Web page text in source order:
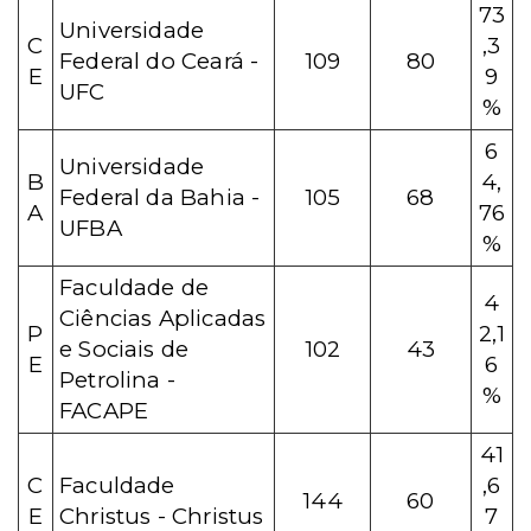
C
E
Universidade
Federal do Ceará -
UFC
109 80
73
,3
9
%
B
A
Universidade
Federal da Bahia -
UFBA
105 68
6
4,
76
%
P
E
Faculdade de
Ciências Aplicadas
e Sociais de
Petrolina -
FACAPE
102 43
4
2,1
6
%
C
E
Faculdade
Christus - Christus
144 60
41
,6
7